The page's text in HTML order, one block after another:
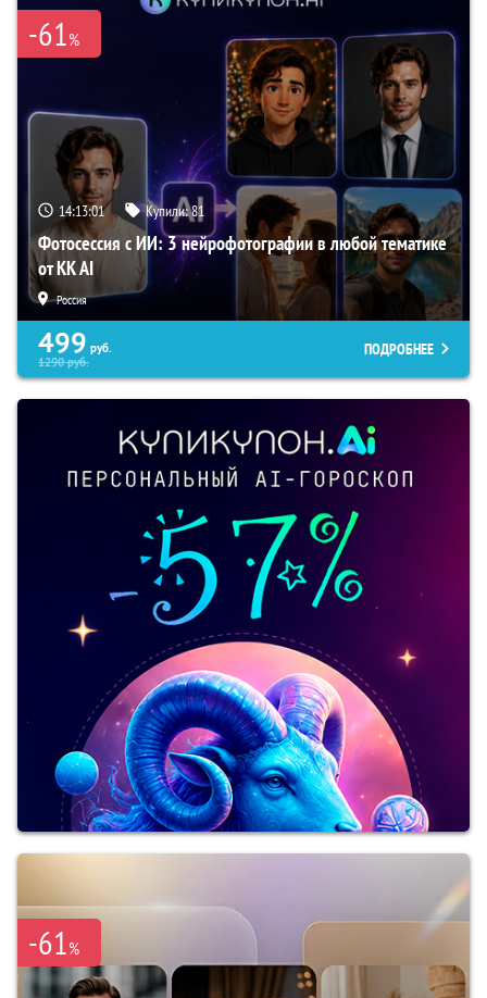
-61%
14:13:00 Купили:81
Фотосессия с ИИ: 3 нейрофотографии в любой тематике
от KK AI
Россия
499 руб.
1290руб.
ПОДРОБНЕЕ
-61%